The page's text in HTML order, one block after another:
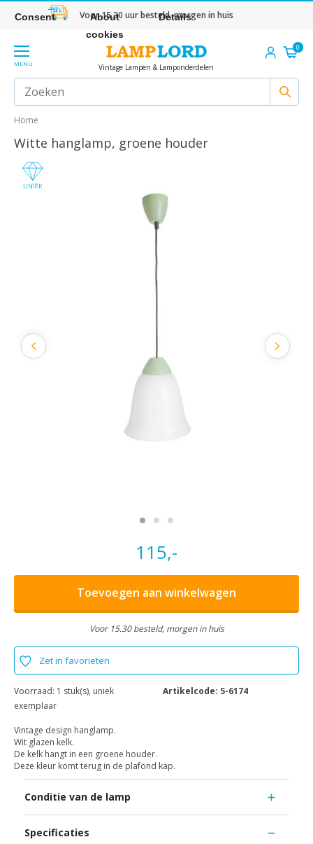
Voor 15.30 uur besteld, morgen in huis
MENU Vintage Lampen & Lamponderdelen
0
Home
Witte hanglamp, groene houder
115,-
Toevoegen aan winkelwagen
Voor 15.30 besteld, morgen in huis
Zet in favorieten
Voorraad: 1 stuk(s), uniek
exemplaar
Artikelcode: 5-6174
Vintage design hanglamp.
Wit glazen kelk.
De kelk hangt in een groene houder.
Deze kleur komt terug in de plafond kap.
Conditie van de lamp
Specificaties
Consent
About
cookies
Details